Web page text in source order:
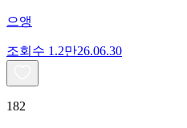
으앵
조회수 1.2만26.06.30
182